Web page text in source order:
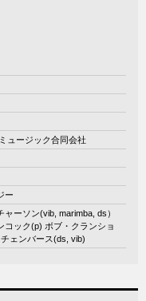
ュージック合同会社
ー
ャーソン(vib, marimba, ds）
コック(p) ボブ・クランショ
ェンバース(ds, vib)